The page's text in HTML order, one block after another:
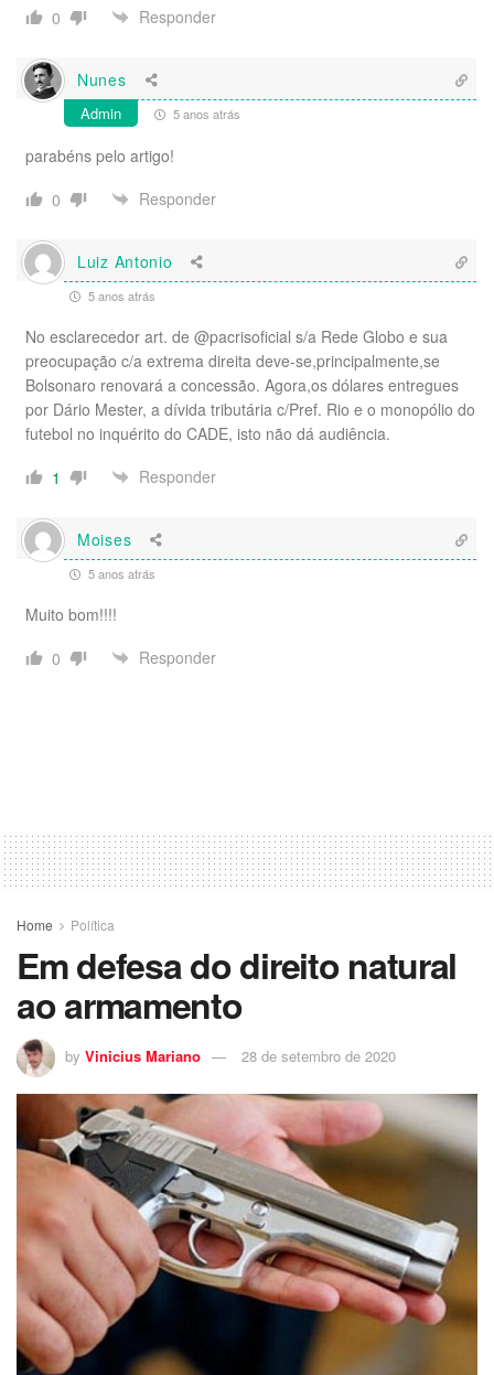
0 Responder
Nunes
Admin 5 anos atrás
parabéns pelo artigo!
0
Responder
Luiz Antonio
5 anos atrás
No esclarecedor art. de @pacrisoficial s/a Rede Globo e sua
preocupação c/a extrema direita deve-se,principalmente,se
Bolsonaro renovará a concessão. Agora,os dólares entregues
por Dário Mester, a dívida tributária c/Pref. Rio e o monopólio do
futebol no inquérito do CADE, isto não dá audiência.
1
Responder
Moises
5 anos atrás
Muito bom!!!!
0
Responder
Home Política
Em defesa do direito natural
ao armamento
by Vinicius Mariano 28 de setembro de 2020